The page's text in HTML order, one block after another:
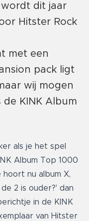
wordt dit jaar
Hitster Rock
met een
pack ligt
wij mogen
KINK Album
als je het spel
Album Top 1000
hoort nu album X,
2 is ouder?' dan
in de KINK
van Hitster